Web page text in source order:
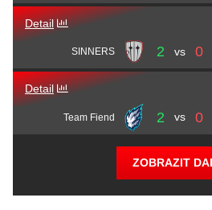
Detail
SINNERS 2 vs 0
Detail
Team Fiend 2 vs 0
ZOBRAZIT